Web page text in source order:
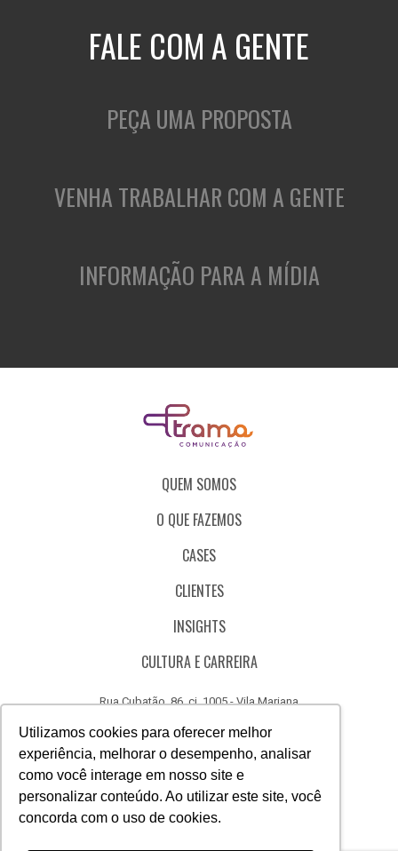
Utilizamos cookies para oferecer melhor
experiência, melhorar o desempenho, analisar
como você interage em nosso site e
personalizar conteúdo. Ao utilizar este site, você
concorda com o uso de cookies.
FALE COM A GENTE
PEÇA UMA PROPOSTA
VENHA TRABALHAR COM A GENTE
INFORMAÇÃO PARA A MÍDIA
QUEM SOMOS
O QUE FAZEMOS
CASES
CLIENTES
INSIGHTS
CULTURA E CARREIRA
Rua Cubatão, 86, cj. 1005 - Vila Mariana
CÓDIGO DE ÉTICA
CANAL DE DENÚNCIAS